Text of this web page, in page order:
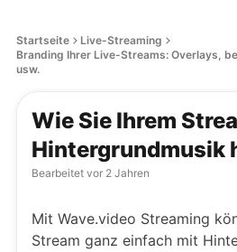
Startseite
Live-Streaming
Branding Ihrer Live-Streams: Overlays,
usw.
Wie Sie Ihrem
Hintergrundmusik
Bearbeitet vor 2 Jahren
Mit Wave.video Streaming
Stream ganz einfach mit